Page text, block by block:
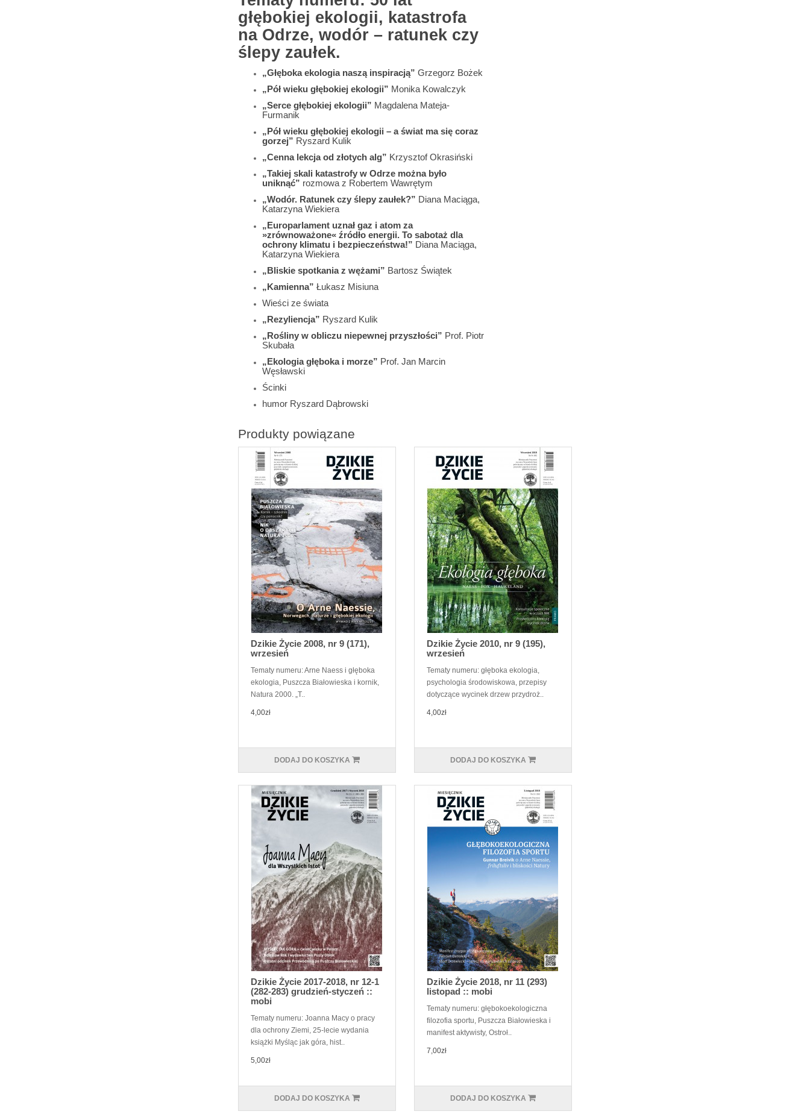
głębokiej ekologii, katastrofa
na Odrze, wodór – ratunek czy
ślepy zaułek.
„Głęboka ekologia naszą inspiracją” Grzegorz Bożek
„Pół wieku głębokiej ekologii” Monika Kowalczyk
„Serce głębokiej ekologii” Magdalena Mateja-
Furmanik
„Pół wieku głębokiej ekologii – a świat ma się coraz
gorzej” Ryszard Kulik
„Cenna lekcja od złotych alg” Krzysztof Okrasiński
„Takiej skali katastrofy w Odrze można było
uniknąć” rozmowa z Robertem Wawrętym
„Wodór. Ratunek czy ślepy zaułek?” Diana Maciąga,
Katarzyna Wiekiera
„Europarlament uznał gaz i atom za
»zrównoważone« źródło energii. To sabotaż dla
ochrony klimatu i bezpieczeństwa!” Diana Maciąga,
Katarzyna Wiekiera
„Bliskie spotkania z wężami” Bartosz Świątek
„Kamienna” Łukasz Misiuna
Wieści ze świata
„Rezyliencja” Ryszard Kulik
„Rośliny w obliczu niepewnej przyszłości” Prof. Piotr
Skubała
„Ekologia głęboka i morze” Prof. Jan Marcin
Węsławski
Ścinki
humor Ryszard Dąbrowski
Produkty powiązane
Dzikie Życie 2008, nr 9 (171),
wrzesień
Tematy numeru: Arne Naess i głęboka
ekologia, Puszcza Białowieska i kornik,
Natura 2000. „T..
4,00zł
DODAJ DO KOSZYKA
Dzikie Życie 2010, nr 9 (195),
wrzesień
Tematy numeru: głęboka ekologia,
psychologia środowiskowa, przepisy
dotyczące wycinek drzew przydroż..
4,00zł
DODAJ DO KOSZYKA
Dzikie Życie 2017-2018, nr 12-1
(282-283) grudzień-styczeń ::
mobi
Tematy numeru: Joanna Macy o pracy
dla ochrony Ziemi, 25-lecie wydania
książki Myśląc jak góra, hist..
5,00zł
DODAJ DO KOSZYKA
Dzikie Życie 2018, nr 11 (293)
listopad :: mobi
Tematy numeru: głębokoekologiczna
filozofia sportu, Puszcza Białowieska i
manifest aktywisty, Ostroł..
7,00zł
DODAJ DO KOSZYKA